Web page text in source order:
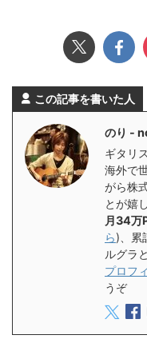
この記事を書いた人
のり -
ギタリ
海外で
がら株
とが嬉
月34万
ら)、累
ルグラ
プロフ
うぞ